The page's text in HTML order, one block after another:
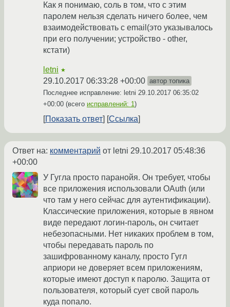
Как я понимаю, соль в том, что с этим
паролем нельзя сделать ничего более, чем
взаимодействовать с email(это указывалось
при его получении; устройство - other,
кстати)
letni ★
29.10.2017 06:33:28 +00:00 автор топика
Последнее исправление: letni 29.10.2017 06:35:02
+00:00 (всего исправлений: 1)
Показать ответ Ссылка
Ответ на: комментарий от letni 29.10.2017 05:48:36
+00:00
У Гугла просто паранойя. Он требует, чтобы
все приложения использовали OAuth (или
что там у него сейчас для аутентификации).
Классические приложения, которые в явном
виде передают логин-пароль, он считает
небезопасными. Нет никаких проблем в том,
чтобы передавать пароль по
зашифрованному каналу, просто Гугл
априори не доверяет всем приложениям,
которые имеют доступ к паролю. Защита от
пользователя, который сует свой пароль
куда попало.